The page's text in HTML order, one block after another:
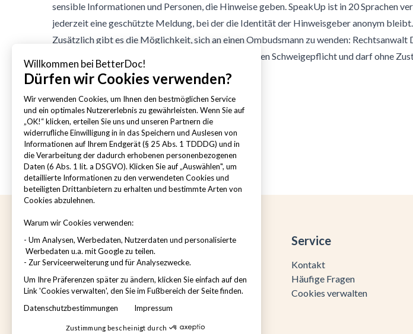
Willkommen bei BetterDoc!
Dürfen wir Cookies verwenden?
Wir verwenden Cookies, um Ihnen den bestmöglichen Service
und ein optimales Nutzererlebnis zu gewährleisten. Wenn Sie auf
„OK!“ klicken, erteilen Sie uns und unseren Partnern die
widerrufliche Einwilligung in in das Speichern und Auslesen von
Informationen auf Ihrem Endgerät (§ 25 Abs. 1 TDDDG) und in
die Verarbeitung der dadurch erhobenen personenbezogenen
Daten (6 Abs. 1 lit. a DSGVO). Klicken Sie auf „Auswählen", um
detaillierte Informationen zu den verwendeten Cookies und
beteiligten Drittanbietern zu erhalten und bestimmte Arten von
Cookies abzulehnen.
Warum wir Cookies verwenden:
- Um Analysen, Werbedaten, Nutzerdaten und personalisierte
Werbedaten u.a. mit Google zu teilen.
- Zur Serviceerweiterung und für Analysezwecke.
Um Ihre Präferenzen später zu ändern, klicken Sie einfach auf den
Link 'Cookies verwalten', den Sie im Fußbereich der Seite finden.
Datenschutzbestimmungen
Impressum
Zustimmung bescheinigt durch
sensible Informationen und Personen, die Hinweise geben. SpeakUp ist in 20 Sprachen
jederzeit eine geschützte Meldung, bei der die Identität der Hinweisgeber anonym bleibt.
Zusätzlich gibt es die Möglichkeit, sich an einen Ombudsmann zu wenden: Rechtsanwalt
Rechtsanwalt unterliegt er der gesetzlich anerkannten Schweigepflicht und darf ohne
Dritte weitergeben.
Tel: 069 71033330 oder 06105-921355
dr-buchert@dr-buchert.de
Wir danken Ihnen für Ihre Unterstützung!
Unternehmen
BetterDoc in der Schweiz
Angebot für Arbeitgeber
Anmeldung zum Expertenbeirat
Karriere
Service
Kontakt
Häufige Fragen
Cookies verwalten